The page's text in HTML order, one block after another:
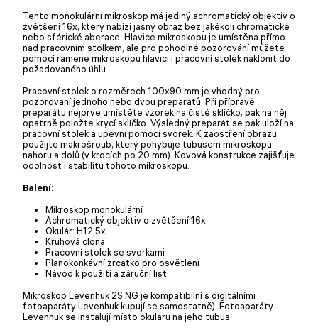
Tento monokulární mikroskop má jediný achromatický objektiv o
zvětšení 16x, který nabízí jasný obraz bez jakékoli chromatické
nebo sférické aberace. Hlavice mikroskopu je umístěna přímo
nad pracovním stolkem, ale pro pohodlné pozorování můžete
pomocí ramene mikroskopu hlavici i pracovní stolek naklonit do
požadovaného úhlu.
Pracovní stolek o rozměrech 100x90 mm je vhodný pro
pozorování jednoho nebo dvou preparátů. Při přípravě
preparátu nejprve umístěte vzorek na čisté sklíčko, pak na něj
opatrně položte krycí sklíčko. Výsledný preparát se pak uloží na
pracovní stolek a upevní pomocí svorek. K zaostření obrazu
použijte makrošroub, který pohybuje tubusem mikroskopu
nahoru a dolů (v krocích po 20 mm). Kovová konstrukce zajišťuje
odolnost i stabilitu tohoto mikroskopu.
Balení:
Mikroskop monokulární
Achromatický objektiv o zvětšení 16x
Okulár: H12,5x
Kruhová clona
Pracovní stolek se svorkami
Planokonkávní zrcátko pro osvětlení
Návod k použití a záruční list
Mikroskop Levenhuk 2S NG je kompatibilní s digitálními
fotoaparáty Levenhuk kupují se samostatně). Fotoaparáty
Levenhuk se instalují místo okuláru na jeho tubus.